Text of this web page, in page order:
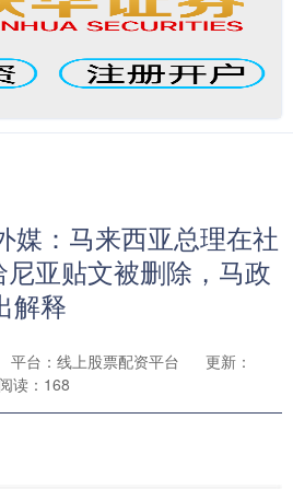
媒：马来西亚总理在社
亚贴文被删除，马政
解释
平台：线上股票配资平台
更新：
阅读：168